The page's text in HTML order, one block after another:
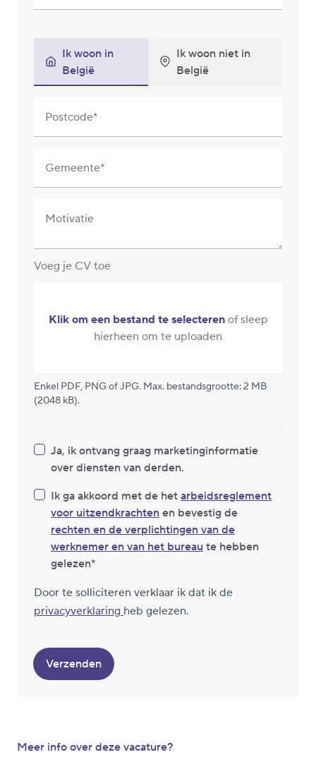
Ik woon in
België
Ik woon niet in
België
Postcode
Gemeente
Motivatie
Voeg je CV toe
Klik om een bestand te selecterenof sleep
hierheen om te uploaden
Enkel PDF, PNG of JPG. Max. bestandsgrootte: 2 MB
(2048 kB).
Ja, ik ontvang graag marketinginformatie
over diensten van derden.
Ik ga akkoord met de het arbeidsreglement
voor uitzendkrachten en bevestig de
rechten en de verplichtingen van de
werknemer en van het bureau te hebben
gelezen
Door te solliciteren verklaar ik dat ik de
privacyverklaring heb gelezen.
Verzenden
Meer info over deze vacature?